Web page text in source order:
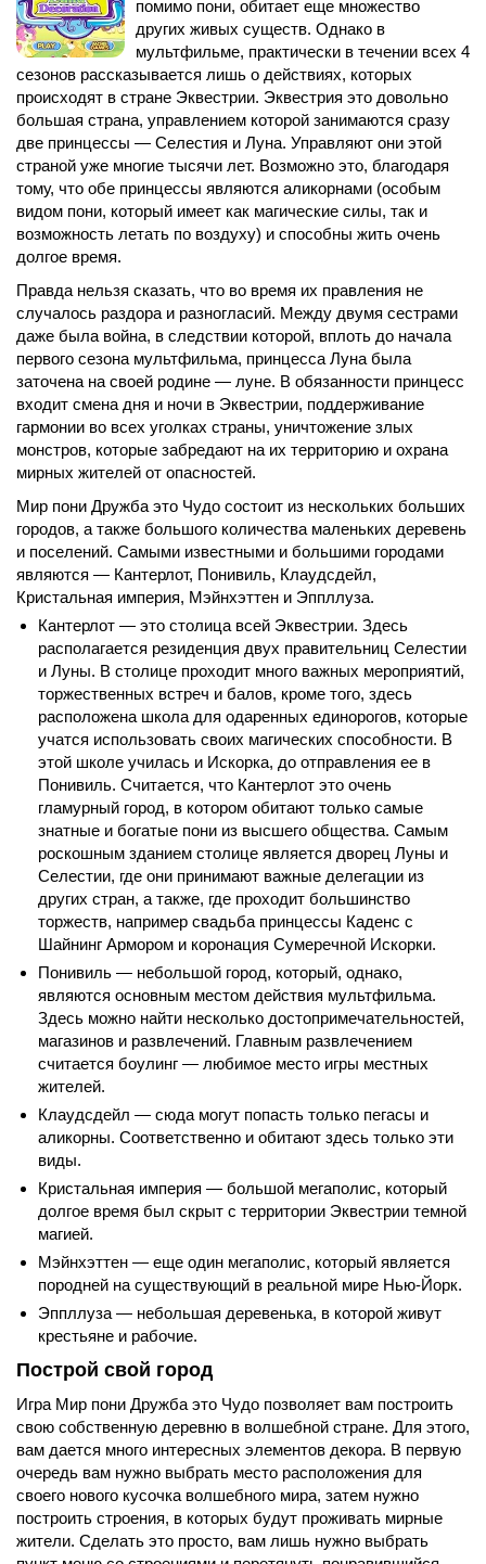
помимо пони, обитает еще множество
других живых существ. Однако в
мультфильме, практически в течении всех 4
сезонов рассказывается лишь о действиях, которых
происходят в стране Эквестрии. Эквестрия это довольно
большая страна, управлением которой занимаются сразу
две принцессы — Селестия и Луна. Управляют они этой
страной уже многие тысячи лет. Возможно это, благодаря
тому, что обе принцессы являются аликорнами (особым
видом пони, который имеет как магические силы, так и
возможность летать по воздуху) и способны жить очень
долгое время.
Правда нельзя сказать, что во время их правления не
случалось раздора и разногласий. Между двумя сестрами
даже была война, в следствии которой, вплоть до начала
первого сезона мультфильма, принцесса Луна была
заточена на своей родине — луне. В обязанности принцесс
входит смена дня и ночи в Эквестрии, поддерживание
гармонии во всех уголках страны, уничтожение злых
монстров, которые забредают на их территорию и охрана
мирных жителей от опасностей.
Мир пони Дружба это Чудо состоит из нескольких больших
городов, а также большого количества маленьких деревень
и поселений. Самыми известными и большими городами
являются — Кантерлот, Понивиль, Клаудсдейл,
Кристальная империя, Мэйнхэттен и Эппллуза.
Кантерлот — это столица всей Эквестрии. Здесь
располагается резиденция двух правительниц Селестии
и Луны. В столице проходит много важных мероприятий,
торжественных встреч и балов, кроме того, здесь
расположена школа для одаренных единорогов, которые
учатся использовать своих магических способности. В
этой школе училась и Искорка, до отправления ее в
Понивиль. Считается, что Кантерлот это очень
гламурный город, в котором обитают только самые
знатные и богатые пони из высшего общества. Самым
роскошным зданием столице является дворец Луны и
Селестии, где они принимают важные делегации из
других стран, а также, где проходит большинство
торжеств, например свадьба принцессы Каденс с
Шайнинг Армором и коронация Сумеречной Искорки.
Понивиль — небольшой город, который, однако,
являются основным местом действия мультфильма.
Здесь можно найти несколько достопримечательностей,
магазинов и развлечений. Главным развлечением
считается боулинг — любимое место игры местных
жителей.
Клаудсдейл — сюда могут попасть только пегасы и
аликорны. Соответственно и обитают здесь только эти
виды.
Кристальная империя — большой мегаполис, который
долгое время был скрыт с территории Эквестрии темной
магией.
Мэйнхэттен — еще один мегаполис, который является
породней на существующий в реальной мире Нью-Йорк.
Эппллуза — небольшая деревенька, в которой живут
крестьяне и рабочие.
Построй свой город
Игра Мир пони Дружба это Чудо позволяет вам построить
свою собственную деревню в волшебной стране. Для этого,
вам дается много интересных элементов декора. В первую
очередь вам нужно выбрать место расположения для
своего нового кусочка волшебного мира, затем нужно
построить строения, в которых будут проживать мирные
жители. Сделать это просто, вам лишь нужно выбрать